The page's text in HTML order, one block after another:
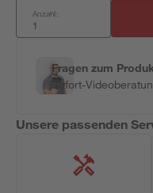
Anzahl:
Fragen zum
Sofort-
Unsere passenden